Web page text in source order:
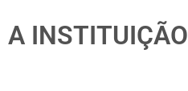
A INSTITUIÇÃO